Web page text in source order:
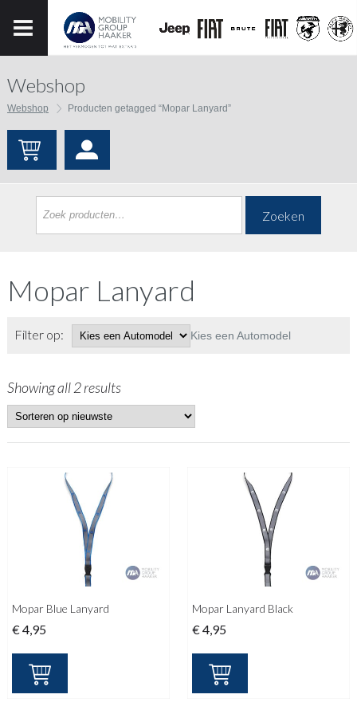
Webshop
Webshop Producten getagged “Mopar Lanyard”
Zoeken
Mopar Lanyard
Filter op: Kies een Automodel
Showing all 2 results
Mopar Blue Lanyard
€4,95
Mopar Lanyard Black
€4,95